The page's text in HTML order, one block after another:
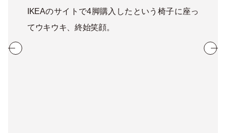
IKEAのサイトで4脚購入したという椅子に座っ
てウキウキ、終始笑顔。